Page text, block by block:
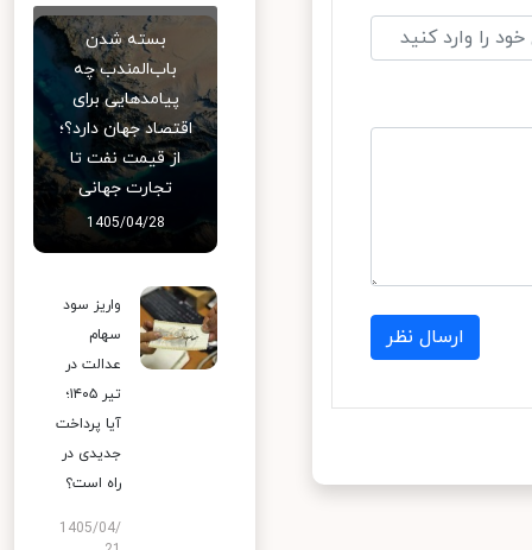
ارسال نظر
بسته شدن
باب‌المندب چه
پیامدهایی برای
اقتصاد جهان دارد؟؛
از قیمت نفت تا
تجارت جهانی
1405/04/28
واریز سود
سهام
عدالت در
تیر ۱۴۰۵؛
آیا پرداخت
جدیدی در
راه است؟
1405/04/